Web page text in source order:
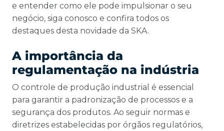
e entender como ele pode impulsionar o seu
negócio, siga conosco e confira todos os
destaques desta novidade da SKA.
A importância da
regulamentação na indústria
O controle de produção industrial é essencial
para garantir a padronização de processos e a
segurança dos produtos. Ao seguir normas e
diretrizes estabelecidas por órgãos regulatórios,